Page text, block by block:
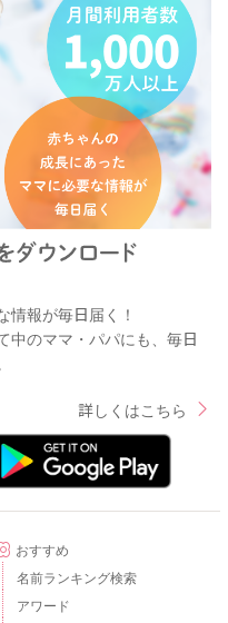
情報が毎日届く！
中のママ・パパにも、毎日
詳しくはこちら
おすすめ
名前ランキング検索
アワード